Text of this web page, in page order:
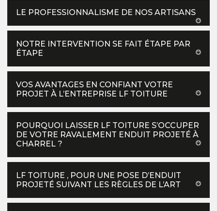
LE PROFESSIONNALISME DE NOS ARTISANS
NOTRE INTERVENTION SE FAIT ÉTAPE PAR
ÉTAPE
VOS AVANTAGES EN CONFIANT VOTRE
PROJET À L’ENTREPRISE LF TOITURE
POURQUOI LAISSER LF TOITURE S’OCCUPER
DE VOTRE RAVALEMENT ENDUIT PROJETÉ À
CHARREL ?
LF TOITURE , POUR UNE POSE D’ENDUIT
PROJETÉ SUIVANT LES RÈGLES DE L’ART